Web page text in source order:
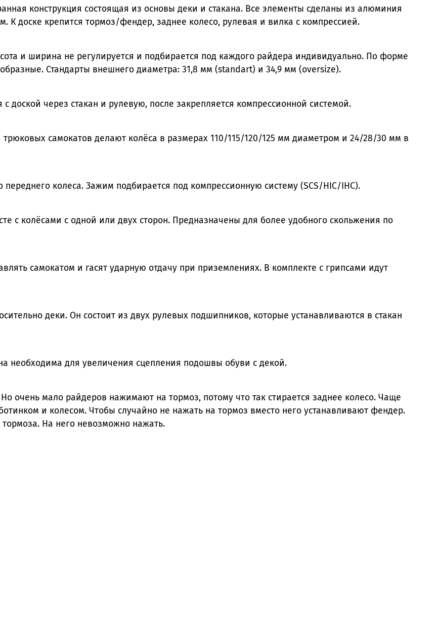
конструкция состоящая из основы деки и стакана. Все элементы сделаны из алюминия
доске крепится тормоз/фендер, заднее колесо, рулевая и вилка с компрессией.
и ширина не регулируется и подбирается под каждого райдера индивидуально. По форме
Стандарты внешнего диаметра: 31,8 мм (standart) и 34,9 мм (oversize).
доской через стакан и рулевую, после закрепляется компрессионной системой.
трюковых самокатов делают колёса в размерах 110/115/120/125 мм диаметром и 24/28/30 мм в
колеса. Зажим подбирается под компрессионную систему (SCS/HIC/IHC).
с колёсами с одной или двух сторон. Предназначены для более удобного скольжения по
самокатом и гасят ударную отдачу при приземлениях. В комплекте с грипсами идут
деки. Он состоит из двух рулевых подшипников, которые устанавливаются в стакан
необходима для увеличения сцепления подошвы обуви с декой.
очень мало райдеров нажимают на тормоз, потому что так стирается заднее колесо. Чаще
и колесом. Чтобы случайно не нажать на тормоз вместо него устанавливают фендер.
На него невозможно нажать.